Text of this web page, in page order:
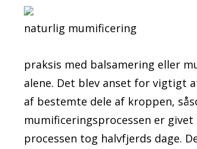
naturlig mumificering
praksis med balsamering eller
alene. Det blev anset for vigtigt
af bestemte dele af kroppen,
mumificeringsprocessen er
processen tog halvfjerds dage.